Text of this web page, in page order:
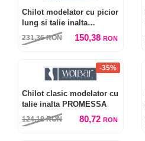
Chilot modelator cu picior
lung si talie inalta
COMPACTA
231,36RON 150,38 RON
-35%
Chilot clasic modelator cu
talie inalta PROMESSA
124,18RON 80,72 RON